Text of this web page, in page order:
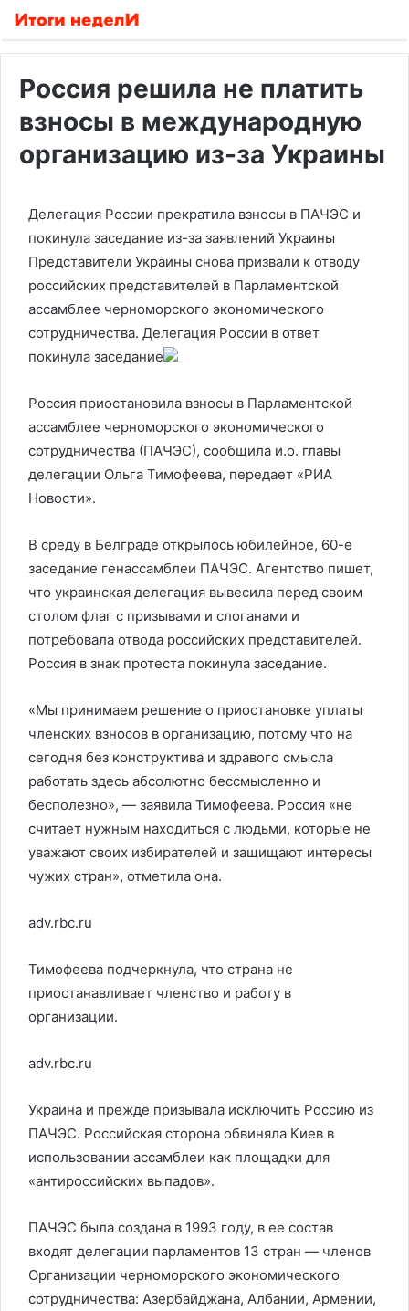
Россия решила не платить
взносы в международную
организацию из-за Украины
Делегация России прекратила взносы в ПАЧЭС и
покинула заседание из-за заявлений Украины
Представители Украины снова призвали к отводу
российских представителей в Парламентской
ассамблее черноморского экономического
сотрудничества. Делегация России в ответ
покинула заседание
Россия приостановила взносы в Парламентской
ассамблее черноморского экономического
сотрудничества (ПАЧЭС), сообщила и.о. главы
делегации Ольга Тимофеева, передает «РИА
Новости».
В среду в Белграде открылось юбилейное, 60-е
заседание генассамблеи ПАЧЭС. Агентство пишет,
что украинская делегация вывесила перед своим
столом флаг с призывами и слоганами и
потребовала отвода российских представителей.
Россия в знак протеста покинула заседание.
«Мы принимаем решение о приостановке уплаты
членских взносов в организацию, потому что на
сегодня без конструктива и здравого смысла
работать здесь абсолютно бессмысленно и
бесполезно», — заявила Тимофеева. Россия «не
считает нужным находиться с людьми, которые не
уважают своих избирателей и защищают интересы
чужих стран», отметила она.
adv.rbc.ru
Тимофеева подчеркнула, что страна не
приостанавливает членство и работу в
организации.
adv.rbc.ru
Украина и прежде призывала исключить Россию из
ПАЧЭС. Российская сторона обвиняла Киев в
использовании ассамблеи как площадки для
«антироссийских выпадов».
ПАЧЭС была создана в 1993 году, в ее состав
входят делегации парламентов 13 стран — членов
Организации черноморского экономического
сотрудничества: Азербайджана, Албании, Армении,